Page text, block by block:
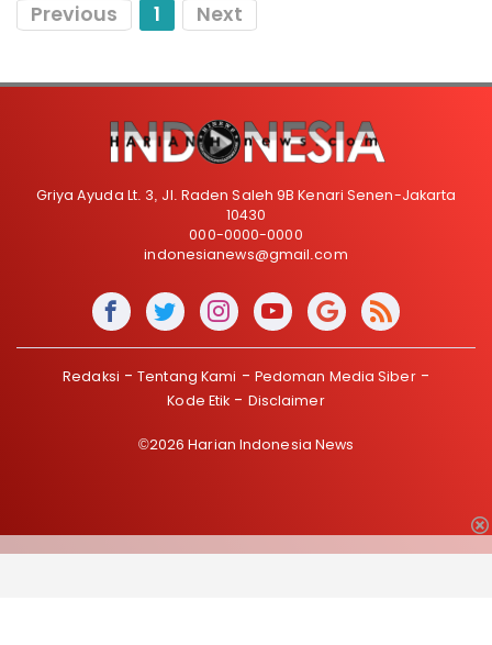
Previous 1 Next
Griya Ayuda Lt. 3, Jl. Raden Saleh 9B Kenari Senen-Jakarta
10430
000-0000-0000
indonesianews@gmail.com
Redaksi Tentang Kami
Pedoman Media Siber
Kode Etik
Disclaimer
©2026 Harian Indonesia News